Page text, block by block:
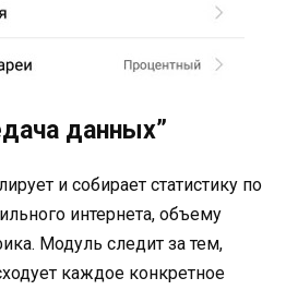
данных”
и собирает статистику по
интернета, объему
Модуль следит за тем,
каждое конкретное